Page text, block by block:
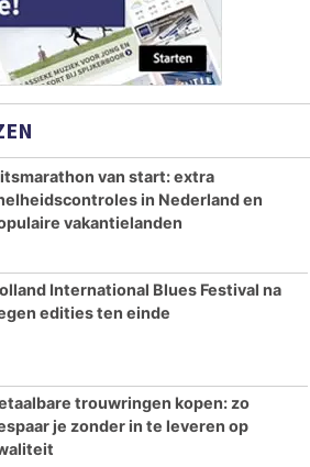
van start: extra
in Nederland en
vakantielanden
International Blues Festival na
edities ten einde
trouwringen kopen: zo
je zonder in te leveren op